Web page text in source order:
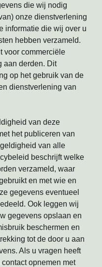
die wij nodig
onze dienstverlening
informatie die wij over u
hebben verzameld.
voor commerciële
aan derden. Dit
op het gebruik van de
dienstverlening van
van deze
het publiceren van
van alle
beschrijft welke
verzameld, waar
en met wie en
gegevens eventueel
Ook leggen wij
gegevens opslaan en
beschermen en
tot de door u aan
Als u vragen heeft
opnemen met